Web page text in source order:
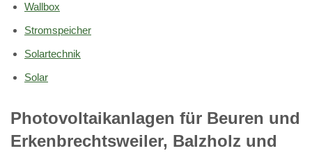
Wallbox
Stromspeicher
Solartechnik
Solar
Photovoltaikanlagen für Beuren und
Erkenbrechtsweiler, Balzholz und